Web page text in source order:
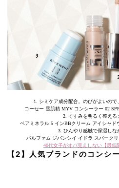
1. シミケア成分配合。のびがよいの
コーセー 雪肌精 MYV コンシーラー 02
2. くすみを明るく整える
ベアミネラル 5 インBBクリーム アイシャド
3. ひんやり感触で保湿しな
パルファム ジバンシイ イドラ スパーク
40代女子がオバ見えしない【最低
【2】人気ブランドのコンシ